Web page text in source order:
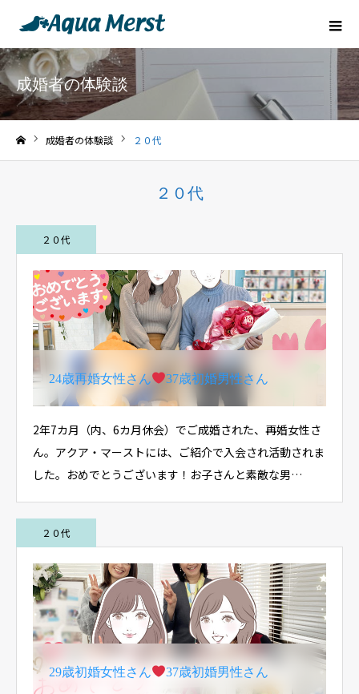
成婚者の体験談
成婚者の体験談 ２０代
２０代
２０代
24歳再婚女性さん 37歳初婚男性さん
2年7カ月（内、6カ月休会）でご成婚された、再婚女性さ
ん。アクア・マーストには、ご紹介で入会され活動されま
した。おめでとうございます！お子さんと素敵な男…
２０代
29歳初婚女性さん 37歳初婚男性さん